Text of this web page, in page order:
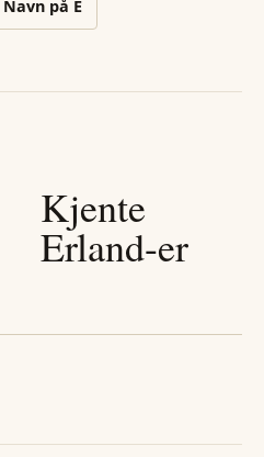
Navn på E
Kjente
Erland-er